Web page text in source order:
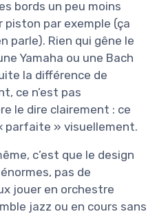
bords un peu moins
piston par exemple (ça
parle). Rien qui gêne le
Yamaha ou une Bach
la différence de
ce n’est pas
le dire clairement : ce
parfaite » visuellement.
c’est que le design
pas de
jouer en orchestre
jazz ou en cours sans